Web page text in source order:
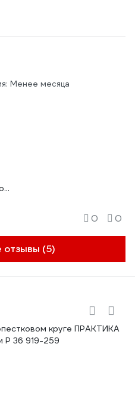
Менее месяца
отзывы (5)
0 0
круге ПРАКТИКА
Р 36 919-259